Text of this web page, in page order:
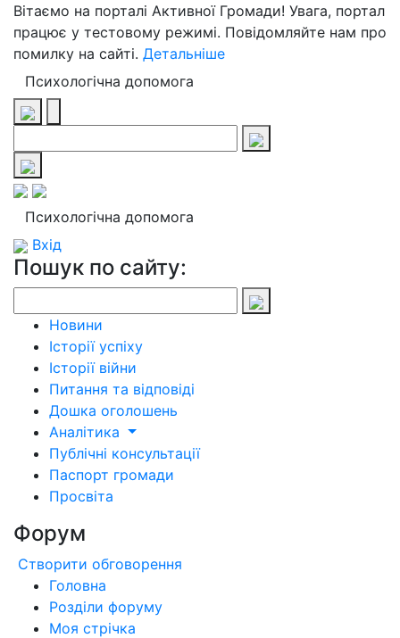
Вітаємо на порталі Активної Громади! Увага, портал
працює у тестовому режимі. Повідомляйте нам про
помилку на сайті. Детальніше
Психологічна допомога
Психологічна допомога
Вхід
Пошук по сайту:
Новини
Історії успіху
Історії війни
Питання та відповіді
Дошка оголошень
Аналітика
Публічні консультації
Паспорт громади
Просвіта
Форум
Створити обговорення
Головна
Розділи форуму
Моя стрічка